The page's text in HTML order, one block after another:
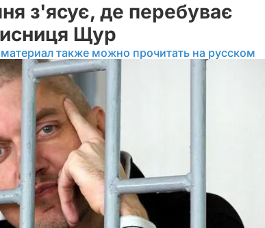
з'ясує, де перебуває
Щур
также можно прочитать на русском